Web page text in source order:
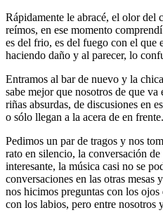
Rápidamente le abracé, el olor
reímos, en ese momento
es del frio, es del fuego con el que
haciendo daño y al parecer, lo
Entramos al bar de nuevo y la
sabe mejor que nosotros de que
riñas absurdas, de discusiones en
o sólo llegan a la acera de en frente.
Pedimos un par de tragos y nos
rato en silencio, la conversación de
interesante, la música casi no se
conversaciones en las otras mesas
nos hicimos preguntas con los
con los labios, pero entre nosotros